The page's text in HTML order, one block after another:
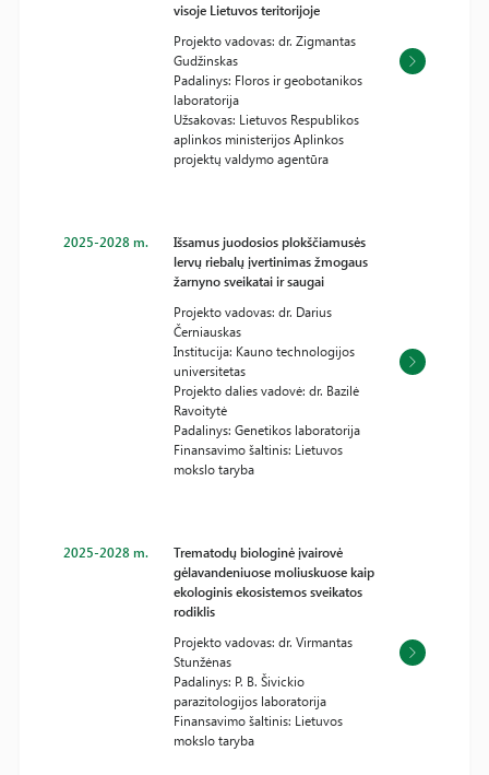
visoje Lietuvos teritorijoje
Projekto vadovas: dr. Zigmantas
Gudžinskas
Padalinys: Floros ir geobotanikos
laboratorija
Užsakovas: Lietuvos Respublikos
aplinkos ministerijos Aplinkos
projektų valdymo agentūra
2025-2028 m.
Išsamus juodosios plokščiamusės
lervų riebalų įvertinimas žmogaus
žarnyno sveikatai ir saugai
Projekto vadovas: dr. Darius
Černiauskas
Institucija: Kauno technologijos
universitetas
Projekto dalies vadovė: dr. Bazilė
Ravoitytė
Padalinys: Genetikos laboratorija
Finansavimo šaltinis: Lietuvos
mokslo taryba
2025-2028 m.
Trematodų biologinė įvairovė
gėlavandeniuose moliuskuose kaip
ekologinis ekosistemos sveikatos
rodiklis
Projekto vadovas: dr. Virmantas
Stunžėnas
Padalinys: P. B. Šivickio
parazitologijos laboratorija
Finansavimo šaltinis: Lietuvos
mokslo taryba